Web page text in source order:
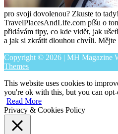
pro svoji dovolenou? Zkuste to
TravelPlacesAndLife.com píšu o
přidávám tipy, co kde vidět, jak
a jak si zkrátit dlouhou chvíli. Mějte
Copyright © 2026 | MH Magazine
Themes
This website uses cookies to
you're ok with this, but you can
Read More
Privacy & Cookies Policy